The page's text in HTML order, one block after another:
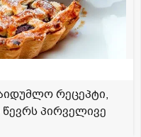
რეცეპტი,
პირველივე